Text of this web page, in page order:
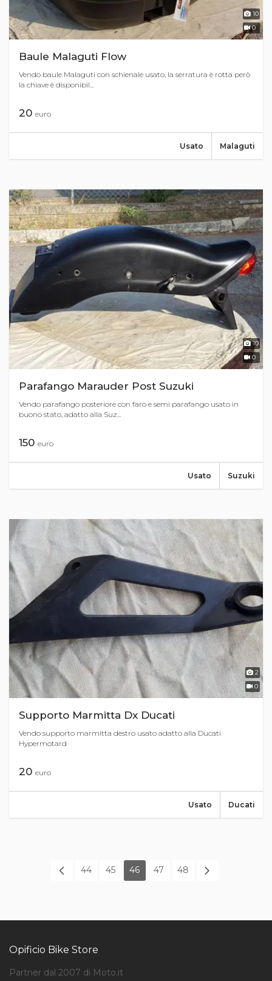
10
0
Baule Malaguti Flow
Vendo baule Malaguti con schienale usato, la serratura è rotta però
la chiave è disponibil...
20 euro
Malaguti
Usato
10
0
Parafango Marauder Post Suzuki
Vendo parafango posteriore con faro e semi parafango usato in
buono stato, adatto alla Suz...
150 euro
Suzuki
Usato
2
0
Supporto Marmitta Dx Ducati
Vendo supporto marmitta destro usato adatto alla Ducati
Hypermotard
20 euro
Ducati
Usato
44 45 46 47 48
Opificio Bike Store
Partner dal 2007 di Moto.it